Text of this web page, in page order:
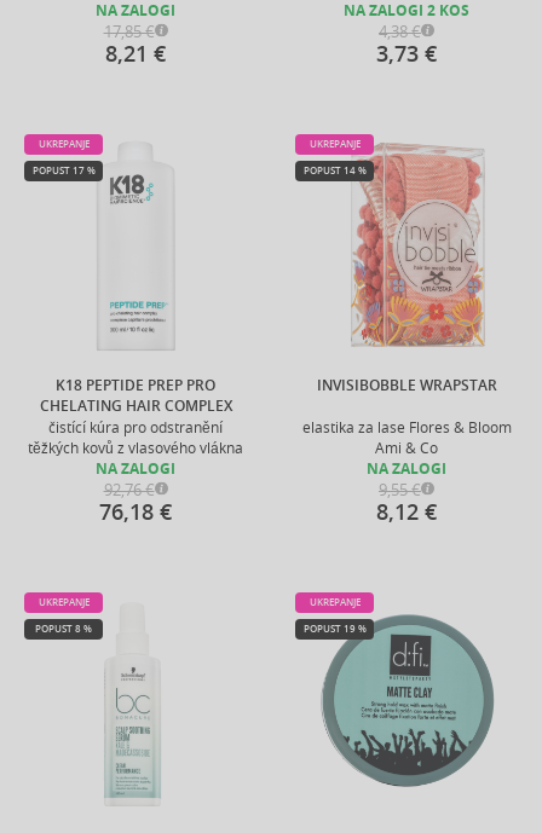
NA ZALOGI
17,85 €
8,21 €
NA ZALOGI 2 KOS
4,38 €
3,73 €
K18 PEPTIDE PREP PRO
CHELATING HAIR COMPLEX
čistící kúra pro odstranění
těžkých kovů z vlasového vlákna
UKREPANJE
POPUST 17 %
NA ZALOGI
92,76 €
76,18 €
INVISIBOBBLE WRAPSTAR
elastika za lase Flores & Bloom
Ami & Co
UKREPANJE
POPUST 14 %
NA ZALOGI
9,55 €
8,12 €
UKREPANJE
POPUST 8 %
UKREPANJE
POPUST 19 %